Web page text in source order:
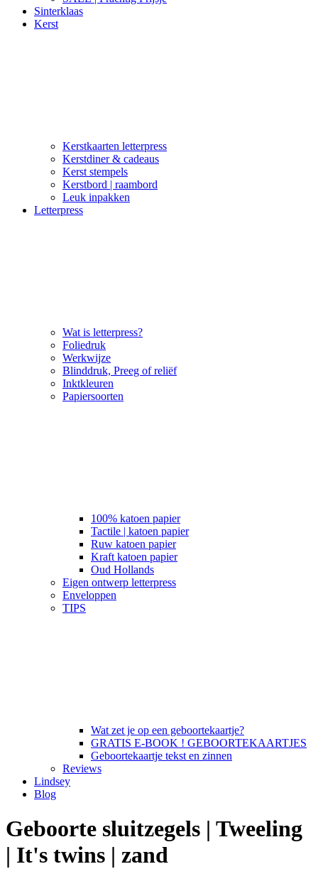
Sinterklaas
Kerst
Kerstkaarten letterpress
Kerstdiner & cadeaus
Kerst stempels
Kerstbord | raambord
Leuk inpakken
Letterpress
Wat is letterpress?
Foliedruk
Werkwijze
Blinddruk, Preeg of reliëf
Inktkleuren
Papiersoorten
100% katoen papier
Tactile | katoen papier
Ruw katoen papier
Kraft katoen papier
Oud Hollands
Eigen ontwerp letterpress
Enveloppen
TIPS
Wat zet je op een geboortekaartje?
GRATIS E-BOOK ! GEBOORTEKAARTJES
Geboortekaartje tekst en zinnen
Reviews
Lindsey
Blog
Geboorte sluitzegels | Tweeling
| It's twins | zand